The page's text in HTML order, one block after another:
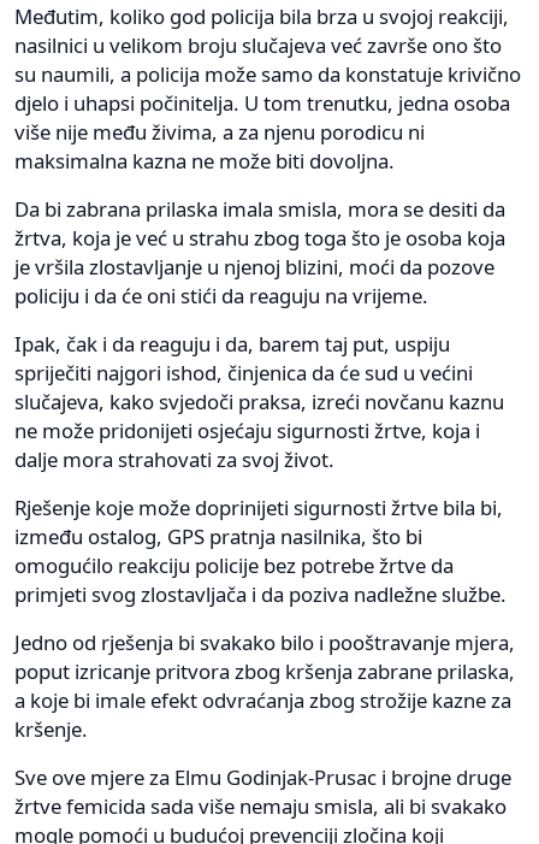
Međutim, koliko god policija bila brza u svojoj reakciji,
nasilnici u velikom broju slučajeva već završe ono što
su naumili, a policija može samo da konstatuje krivično
djelo i uhapsi počinitelja. U tom trenutku, jedna osoba
više nije među živima, a za njenu porodicu ni
maksimalna kazna ne može biti dovoljna.
Da bi zabrana prilaska imala smisla, mora se desiti da
žrtva, koja je već u strahu zbog toga što je osoba koja
je vršila zlostavljanje u njenoj blizini, moći da pozove
policiju i da će oni stići da reaguju na vrijeme.
Ipak, čak i da reaguju i da, barem taj put, uspiju
spriječiti najgori ishod, činjenica da će sud u većini
slučajeva, kako svjedoči praksa, izreći novčanu kaznu
ne može pridonijeti osjećaju sigurnosti žrtve, koja i
dalje mora strahovati za svoj život.
Rješenje koje može doprinijeti sigurnosti žrtve bila bi,
između ostalog, GPS pratnja nasilnika, što bi
omogućilo reakciju policije bez potrebe žrtve da
primjeti svog zlostavljača i da poziva nadležne službe.
Jedno od rješenja bi svakako bilo i pooštravanje mjera,
poput izricanje pritvora zbog kršenja zabrane prilaska,
a koje bi imale efekt odvraćanja zbog strožije kazne za
kršenje.
Sve ove mjere za Elmu Godinjak-Prusac i brojne druge
žrtve femicida sada više nemaju smisla, ali bi svakako
mogle pomoći u budućoj prevenciji zločina koji